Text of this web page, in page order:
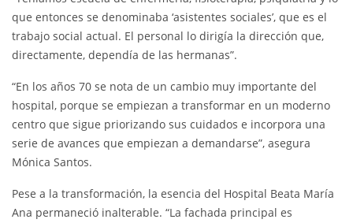
que entonces se denominaba ‘asistentes sociales’, que es el
trabajo social actual. El personal lo dirigía la dirección que,
directamente, dependía de las hermanas”.
“En los años 70 se nota de un cambio muy importante del
hospital, porque se empiezan a transformar en un moderno
centro que sigue priorizando sus cuidados e incorpora una
serie de avances que empiezan a demandarse”, asegura
Mónica Santos.
Pese a la transformación, la esencia del Hospital Beata María
Ana permaneció inalterable. “La fachada principal es